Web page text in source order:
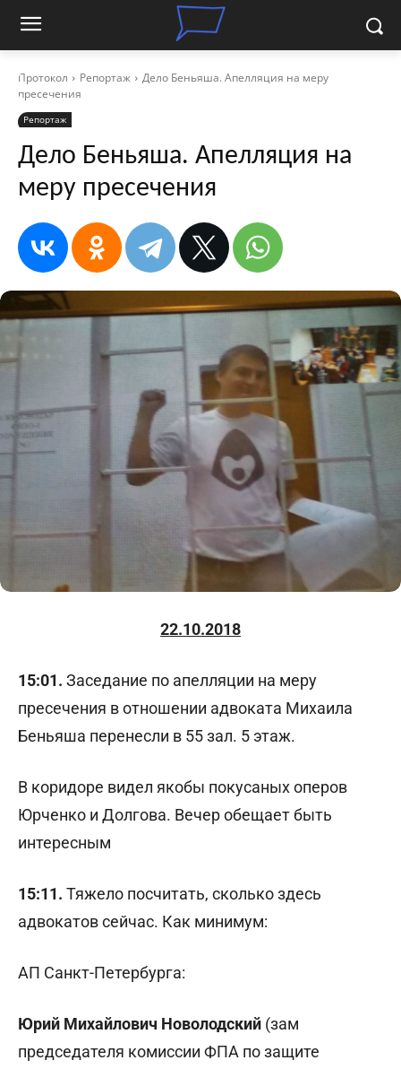
Протокол Репортаж
Дело Беньяша. Апелляция на меру
пресечения
Репортаж
Дело Беньяша. Апелляция на
меру пресечения
22.10.2018
15:01. Заседание по апелляции на меру
пресечения в отношении адвоката Михаила
Беньяша перенесли в 55 зал. 5 этаж.
В коридоре видел якобы покусаных оперов
Юрченко и Долгова. Вечер обещает быть
интересным
15:11. Тяжело посчитать, сколько здесь
адвокатов сейчас. Как минимум:
АП Санкт-Петербурга:
Юрий Михайлович Новолодский (зам
председателя комиссии ФПА по защите